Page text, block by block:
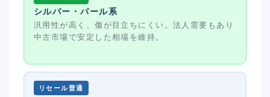
シルバー・パール系
汎用性が高く、傷が目立ちにくい。法人需要もあり
中古市場で安定した相場を維持。
リセール普通